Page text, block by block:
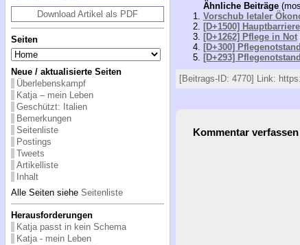
Download Artikel als PDF
Seiten
Neue / aktualisierte Seiten
Überlebenskampf
Katja – mein Leben
Geschützt: Italien
Bemerkungen
Seitenliste
Postings
Tweets
Artikelliste
Inhalt
Alle Seiten siehe Seitenliste
Herausforderungen
Katja passt in kein Schema
Katja - mein Leben
Ähnliche Beiträge
Vorschub letaler
[D+1500]
[D+1262] Pflege in Not
[D+300]
[D+293]
[Beitrags-ID: 4770] Link:
Kommentar verfassen